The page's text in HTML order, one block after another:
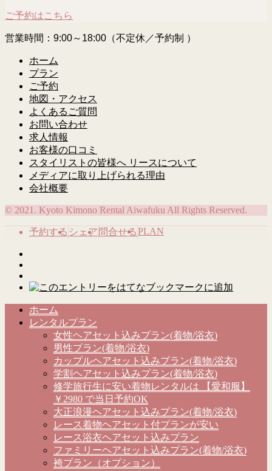
ご予約はこちら
営業時間：9:00～18:00（不定休／予約制 ）
ホーム
プラン
ご予約
地図・アクセス
よくあるご質問
お問い合わせ
求人情報
お客様の口コミ
スタイリストの皆様へ リースについて
メディアに取り上げられる理由
会社概要
© 2021. Kyoto Kimono Rental Aiwafuku All Rights Reserved.
予約する シェア 問合せるPLAN
ホーム
レンタルプラン
女性ヘアセット込みプラン(着物/浴衣)
男性プラン(着物/浴衣)
カップルヘアセット込みプラン(着物/浴衣)
学割ヘアセット込みプラン(着物/浴衣)
修学旅行生に安い着物レンタルは 【愛和服】
￥2980 で当日予約OK
大正浪漫ヘアセット込みプラン(着物/浴衣)
レース着物ヘアセット付プランが安い
レース浴衣ヘアセット込みプラン
ファミリーヘアセット込みプラン(着物/浴衣)
袴プラン（オプション）